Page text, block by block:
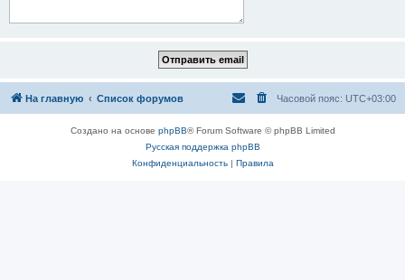
На главную Список форумов Часовой пояс: UTC+03:00
Создано на основе phpBB® Forum Software © phpBB Limited
Русская поддержка phpBB
Конфиденциальность| Правила